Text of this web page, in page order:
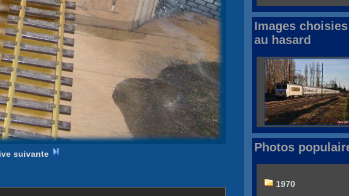
Images choisies
au hasard
Photos
1970